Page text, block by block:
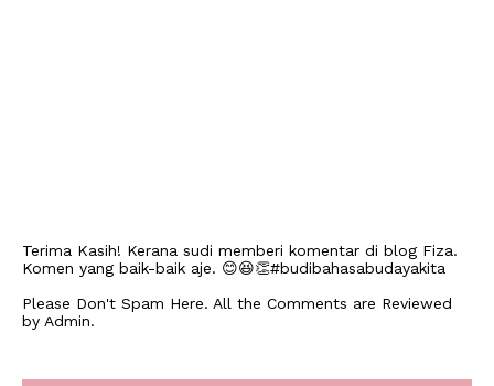
Terima Kasih! Kerana sudi memberi komentar di blog Fiza.
Komen yang baik-baik aje. 😊😆👏#budibahasabudayakita
Please Don't Spam Here. All the Comments are Reviewed
by Admin.